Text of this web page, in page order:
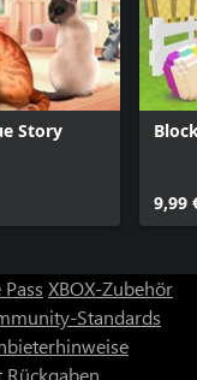
Story
9,99
XBOX-Zubehör
Standards
Rückgaben